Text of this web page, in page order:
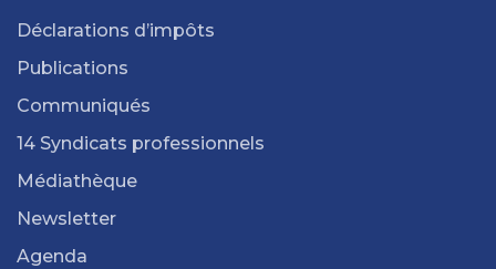
Déclarations d’impôts
Publications
Communiqués
14 Syndicats professionnels
Médiathèque
Newsletter
Agenda